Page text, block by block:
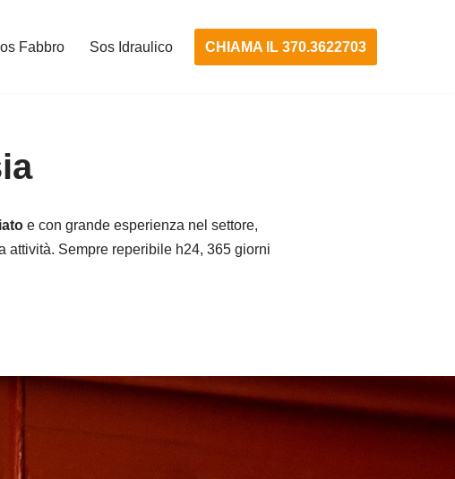
Fabbro Sos Idraulico CHIAMA IL 370.3622703
e con grande esperienza nel settore,
attività. Sempre reperibile h24, 365 giorni